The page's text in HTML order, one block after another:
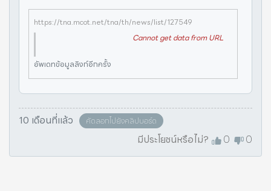
https://tna.mcot.net/tna/th/news/list/127549
Cannot get data from URL
อัพเดทข้อมูลลิงก์อีกครั้ง
10 เดือนที่แล้ว คัดลอกไปยังคลิปบอร์ด
มีประโยชน์หรือไม่? 0 0